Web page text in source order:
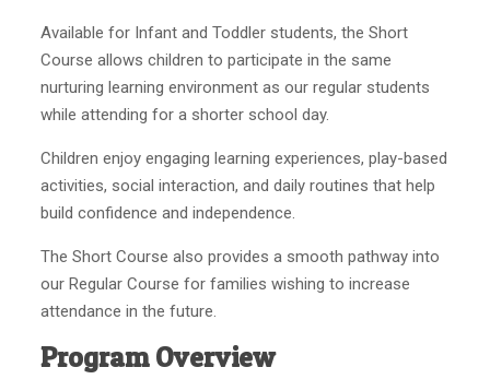
Available for Infant and Toddler students, the Short
Course allows children to participate in the same
nurturing learning environment as our regular students
while attending for a shorter school day.
Children enjoy engaging learning experiences, play-based
activities, social interaction, and daily routines that help
build confidence and independence.
The Short Course also provides a smooth pathway into
our Regular Course for families wishing to increase
attendance in the future.
Program Overview